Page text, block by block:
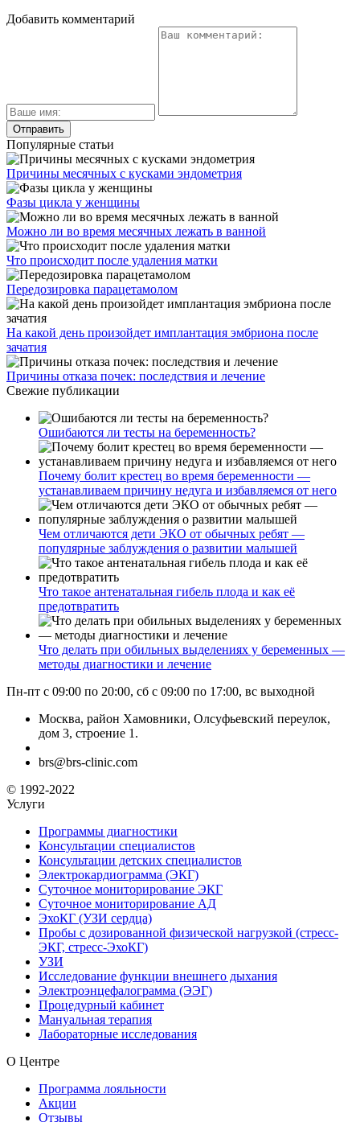
Добавить комментарий
Популярные статьи
Причины месячных с кусками эндометрия
Фазы цикла у женщины
Можно ли во время месячных лежать в ванной
Что происходит после удаления матки
Передозировка парацетамолом
На какой день произойдет имплантация эмбриона после
зачатия
Причины отказа почек: последствия и лечение
Свежие публикации
Ошибаются ли тесты на беременность?
Почему болит крестец во время беременности —
устанавливаем причину недуга и избавляемся от него
Чем отличаются дети ЭКО от обычных ребят —
популярные заблуждения о развитии малышей
Что такое антенатальная гибель плода и как её
предотвратить
Что делать при обильных выделениях у беременных —
методы диагностики и лечение
Пн-пт с 09:00 по 20:00, сб с 09:00 по 17:00, вс выходной
Москва, район Хамовники, Олсуфьевский переулок,
дом 3, строение 1.
brs@brs-clinic.com
© 1992-2022
Услуги
Программы диагностики
Консультации специалистов
Консультации детских специалистов
Электрокардиограмма (ЭКГ)
Суточное мониторирование ЭКГ
Суточное мониторирование АД
ЭхоКГ (УЗИ сердца)
Пробы с дозированной физической нагрузкой (стресс-
ЭКГ, стресс-ЭхоКГ)
УЗИ
Исследование функции внешнего дыхания
Электроэнцефалограмма (ЭЭГ)
Процедурный кабинет
Мануальная терапия
Лабораторные исследования
О Центре
Программа лояльности
Акции
Отзывы